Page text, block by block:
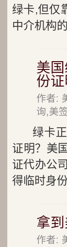
绿卡,但仅
中介机构
美
份证
作者:
询,美
绿卡
证明？美
证代办公
得临时身
拿
作者: